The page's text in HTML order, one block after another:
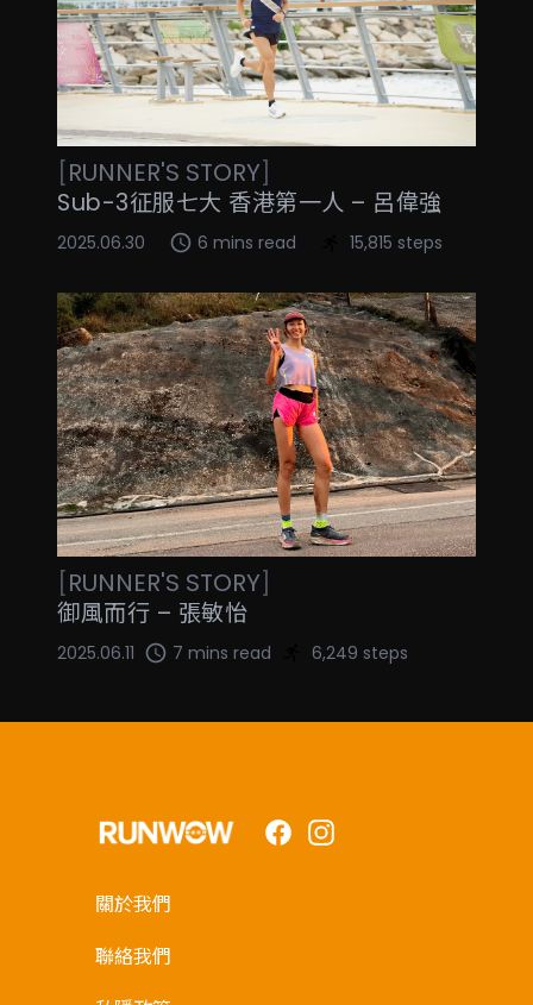
[RUNNER'S STORY]
Sub-3征服七大 香港第一人 – 呂偉強
2025.06.30 6 mins read 15,815 steps
[RUNNER'S STORY]
御風而行 – 張敏怡
2025.06.11 7 mins read 6,249 steps
FacebookInstagram
關於我們
聯絡我們